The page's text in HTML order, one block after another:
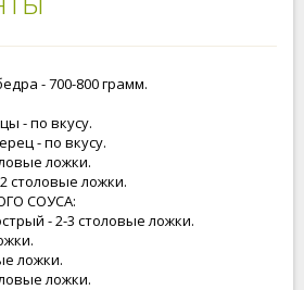
- 700-800 грамм.
- по вкусу.
- по вкусу.
ложки.
столовые ложки.
СОУСА:
- 2-3 столовые ложки.
ложки.
ложки.